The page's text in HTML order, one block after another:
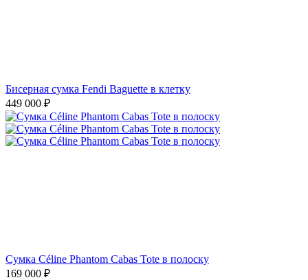
Бисерная сумка Fendi Baguette в клетку
449 000 ₽
Сумка Céline Phantom Cabas Tote в полоску
169 000 ₽